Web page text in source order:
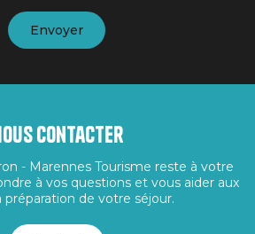
contacter
- Marennes Tourisme reste à votre
à vos questions et vous aider aux
préparation de votre séjour.